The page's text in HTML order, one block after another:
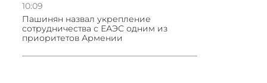
10:09
Пашинян назвал укрепление
сотрудничества с ЕАЭС одним из
приоритетов Армении